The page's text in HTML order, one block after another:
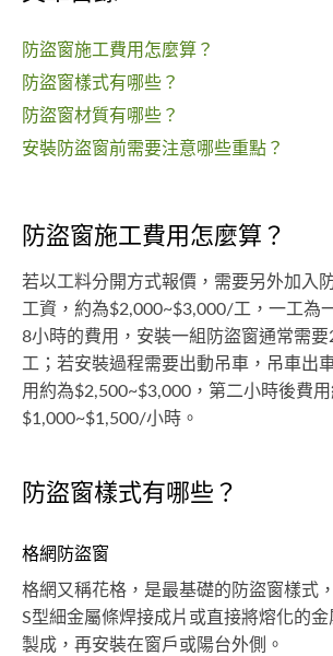
防盜窗施工費用怎麼算？
防盜窗樣式有哪些？
防盜窗材質有哪些？
安裝防盜窗前需要注意哪些重點？
防盜窗施工費用怎麼算？
若以工料分開方式報價，需要另外加入
工資，約為$2,000~$3,000/工，一工為
8小時的費用，安裝一組防盜窗通常需
工；若安裝過程需要出動吊車，吊車出
用約為$2,500~$3,000，第二小時後費
$1,000~$1,500/小時。
防盜窗樣式有哪些？
格網防盜窗
格網又稱花格，是最基礎的防盜窗樣式
S型細金屬條焊接成片或直接將熔化的
製成，再安裝在窗戶或陽台外側。